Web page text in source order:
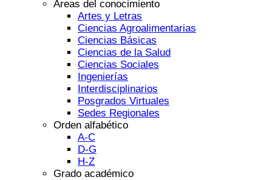
Áreas del conocimiento
Artes y Letras
Ciencias Agroalimentarias
Ciencias Básicas
Ciencias de la Salud
Ciencias Sociales
Ingenierías
Interdisciplinarios
Posgrados Virtuales
Sedes Regionales
Orden alfabético
A-C
D-G
H-Z
Grado académico